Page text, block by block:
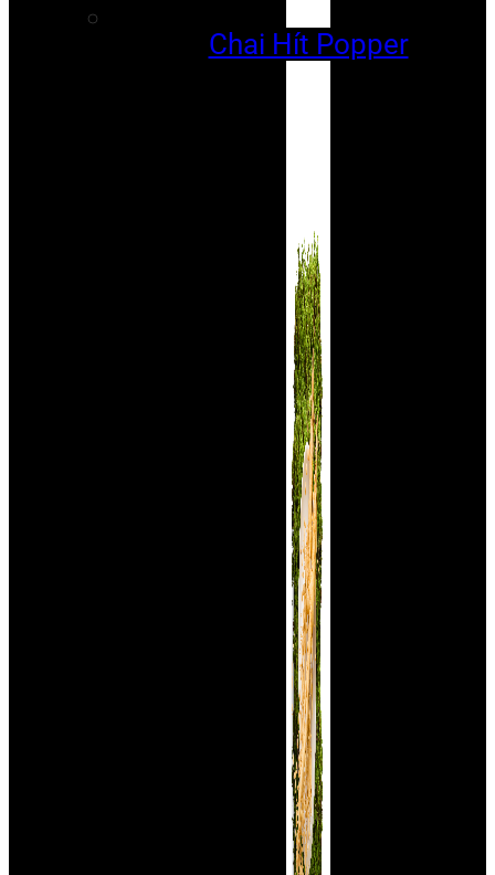
Chai Hít Popper